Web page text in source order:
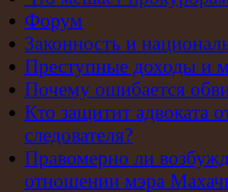
Форум
Законность и
Преступные доходы и
Почему ошибается
Кто защитит адвоката
следователя?
Правомерно ли
отношении мэра